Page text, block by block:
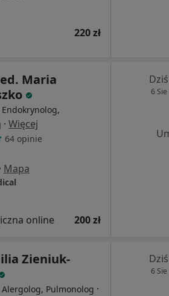
220 zł
Maria
· Więcej
64 opinie
Mapa
online
200 zł
Dziś
6 Sie
Zieniuk-
Pulmonolog ·
Dziś
6 Sie